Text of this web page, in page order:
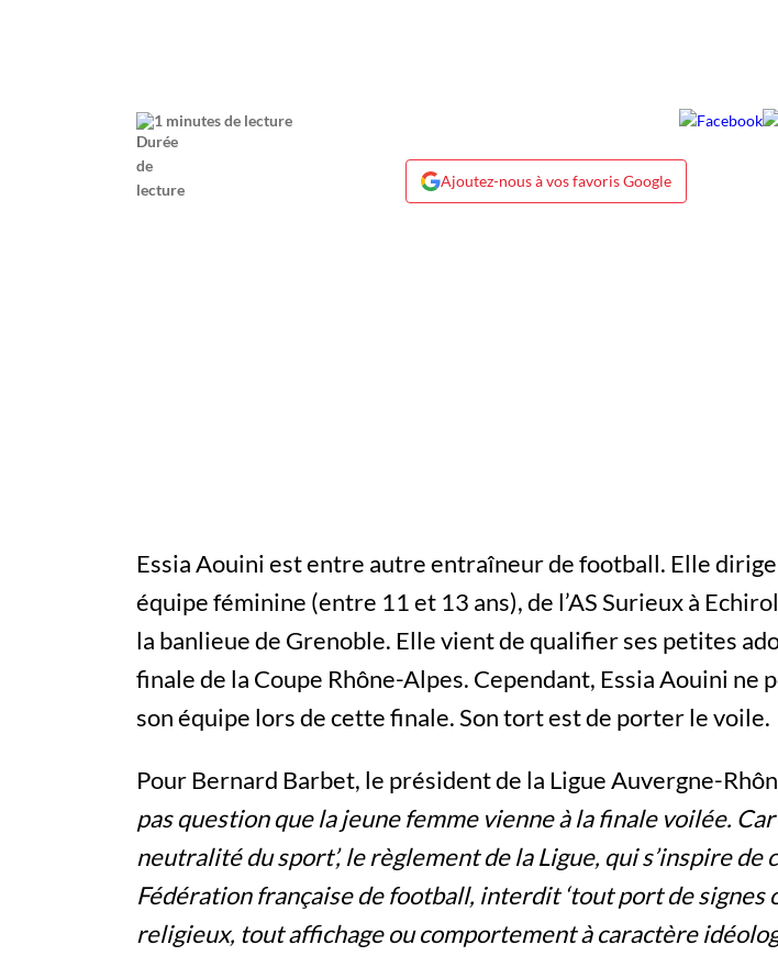
1 minutes de lecture
Ajoutez-nous à vos favoris Google
Essia Aouini est entre autre entraîneur de football. Elle
équipe féminine (entre 11 et 13 ans), de l’AS Surieux à
la banlieue de Grenoble. Elle vient de qualifier ses petites
finale de la Coupe Rhône-Alpes. Cependant, Essia Aouini ne
son équipe lors de cette finale. Son tort est de porter le voile.
Pour Bernard Barbet, le président de la Ligue Auvergne-
pas question que la jeune femme vienne à la finale voilée. Car
neutralité du sport’, le règlement de la Ligue, qui s’inspire de
Fédération française de football, interdit ‘tout port de signes
religieux, tout affichage ou comportement à caractère